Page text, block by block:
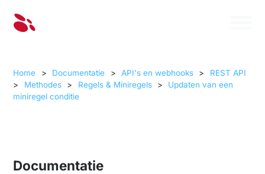
Home > Documentatie > API's en webhooks >
REST API
>
Methodes > Regels & Miniregels >
Updaten van een
miniregel conditie
Documentatie